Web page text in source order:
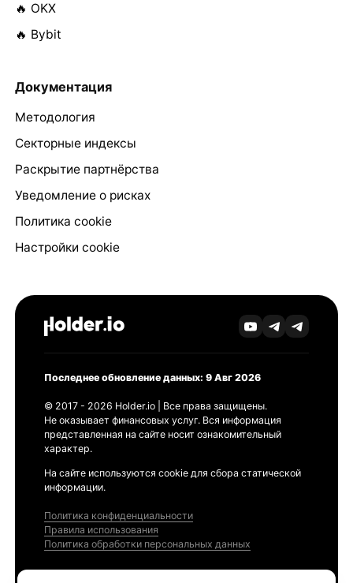
🔥 OKX
🔥 Bybit
Документация
Методология
Секторные индексы
Раскрытие партнёрства
Уведомление о рисках
Политика cookie
Настройки cookie
Последнее обновление данных: 9 Авг 2026
© 2017 - 2026 Holder.io | Все права защищены.
Не оказывает финансовых услуг. Вся информация
представленная на сайте носит ознакомительный
характер.
На сайте используются cookie для сбора статической
информации.
Политика конфиденциальности
Правила использования
Политика обработки персональных данных